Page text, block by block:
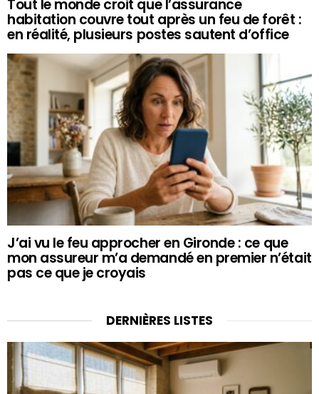
Tout le monde croit que l’assurance
habitation couvre tout après un feu de forêt :
en réalité, plusieurs postes sautent d’office
J’ai vu le feu approcher en Gironde : ce que
mon assureur m’a demandé en premier n’était
pas ce que je croyais
DERNIÈRES LISTES